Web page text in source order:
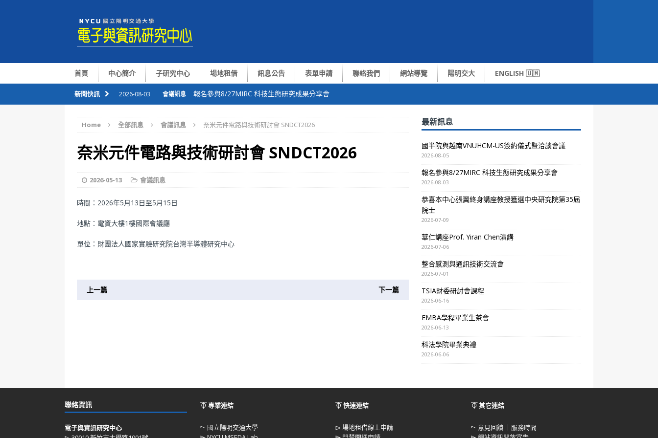
首頁 中心簡介 子研究中心 場地租借 訊息公告 表單申請 聯絡我們 網站導覽 陽明交大 ENGLISH 🇺🇲
新聞快訊 2026-08-03 會議訊息 報名參與8/27MIRC 科技生態研究成果分享會
2026-07-01 會議訊息 整合感測與通訊技術交流會
2026-08-05 會議訊息
Home 全部訊息 會議訊息 奈米元件電路與技術研討會 SNDCT2026
奈米元件電路與技術研討會 SNDCT2026
2026-05-13 會議訊息
時間：2026年5月13日至5月15日
地點：電資大樓1樓國際會議廳
單位：財團法人國家實驗研究院台灣半導體研究中心
上一篇 下一篇
最新訊息
國半院與越南VNUHCM-US簽約儀式暨洽談會議
2026-08-05
報名參與8/27MIRC 科技生態研究成果分享會
2026-08-03
恭喜本中心張翼終身講座教授獲選中央研究院第35屆
院士
2026-07-09
華仁講座Prof. Yiran Chen演講
2026-07-06
整合感測與通訊技術交流會
2026-07-01
TSIA財委研討會課程
2026-06-16
EMBA學程畢業生茶會
2026-06-13
科法學院畢業典禮
2026-06-06
聯絡資訊
電子與資訊研究中心
⏁ 專業連結
⌳ 國立陽明交通大學
⏁ 快速連結
⌲場地租借線上申請
⏁ 其它連結
⌳ 意見回饋 ｜服務時間